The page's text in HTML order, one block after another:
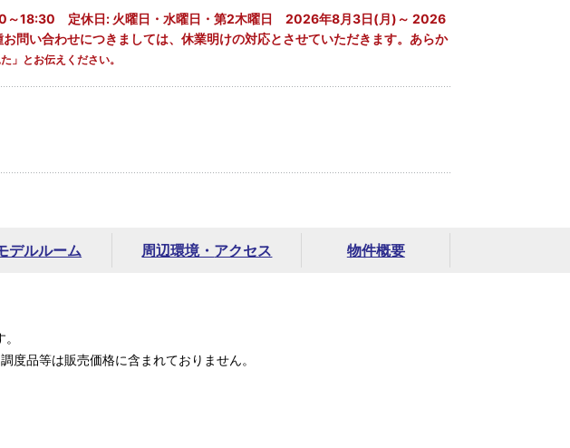
～18:30 定休日: 火曜日・水曜日・第2木曜日 2026年8月3日(月)～ 2026
問い合わせにつきましては、休業明けの対応とさせていただきます。あらか
」とお伝えください。
デルルーム 周辺環境・ アクセス 物件概要
品等は販売価格に含まれておりません。